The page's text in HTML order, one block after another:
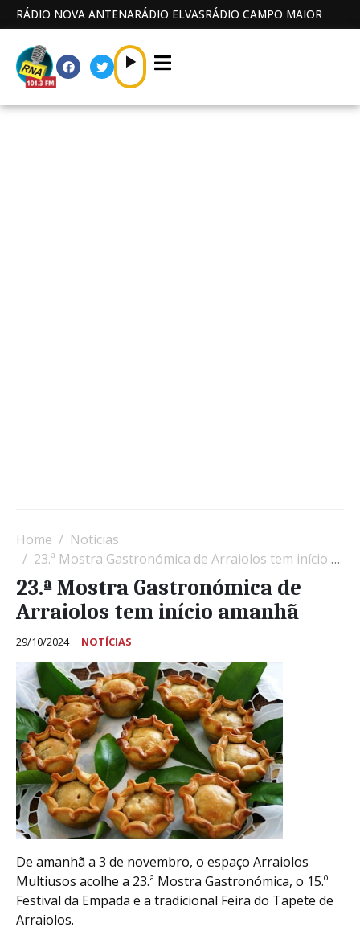
RÁDIO NOVA ANTENARÁDIO ELVASRÁDIO CAMPO MAIOR
Home
Notícias
23.ª Mostra Gastronómica de Arraiolos tem início amanhã
23.ª Mostra Gastronómica de
Arraiolos tem início amanhã
29/10/2024 NOTÍCIAS
De amanhã a 3 de novembro, o espaço Arraiolos
Multiusos acolhe a 23.ª Mostra Gastronómica, o 15.º
Festival da Empada e a tradicional Feira do Tapete de
Arraiolos.